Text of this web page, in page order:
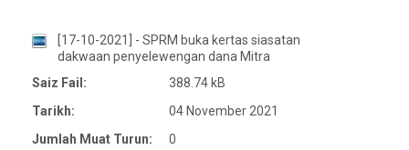
[17-10-2021] - SPRM buka kertas siasatan
dakwaan penyelewengan dana Mitra
Saiz Fail:
388.74 kB
Tarikh:
04 November 2021
Jumlah Muat Turun:
0